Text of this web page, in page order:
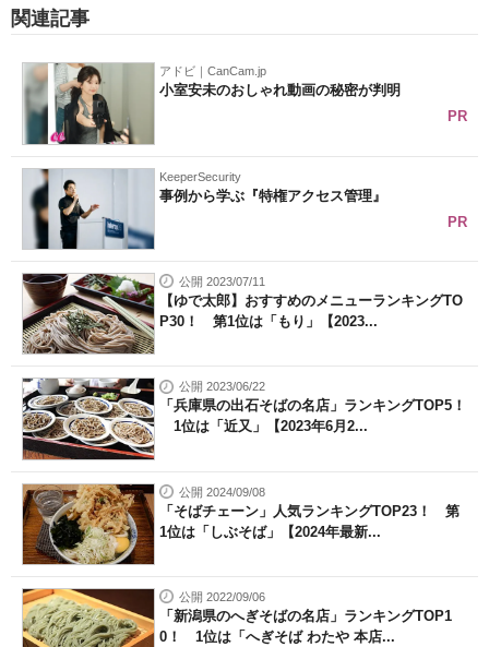
関連記事
アドビ｜CanCam.jp
小室安未のおしゃれ動画の秘密が判明
PR
KeeperSecurity
事例から学ぶ『特権アクセス管理』
PR
公開 2023/07/11
【ゆで太郎】おすすめのメニューランキングTO
P30！ 第1位は「もり」【2023...
公開 2023/06/22
「兵庫県の出石そばの名店」ランキングTOP5！
1位は「近又」【2023年6月2...
公開 2024/09/08
「そばチェーン」人気ランキングTOP23！ 第
1位は「しぶそば」【2024年最新...
公開 2022/09/06
「新潟県のへぎそばの名店」ランキングTOP1
0！ 1位は「へぎそば わたや 本店...